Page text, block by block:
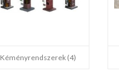
Kéményrendszerek (4)